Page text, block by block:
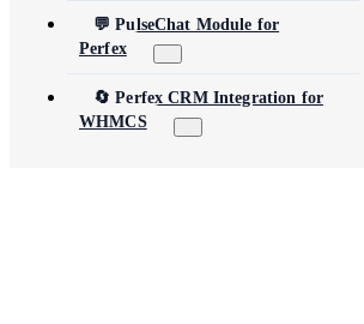
💬 PulseChat Module for
Perfex
🔄 Perfex CRM Integration for
WHMCS